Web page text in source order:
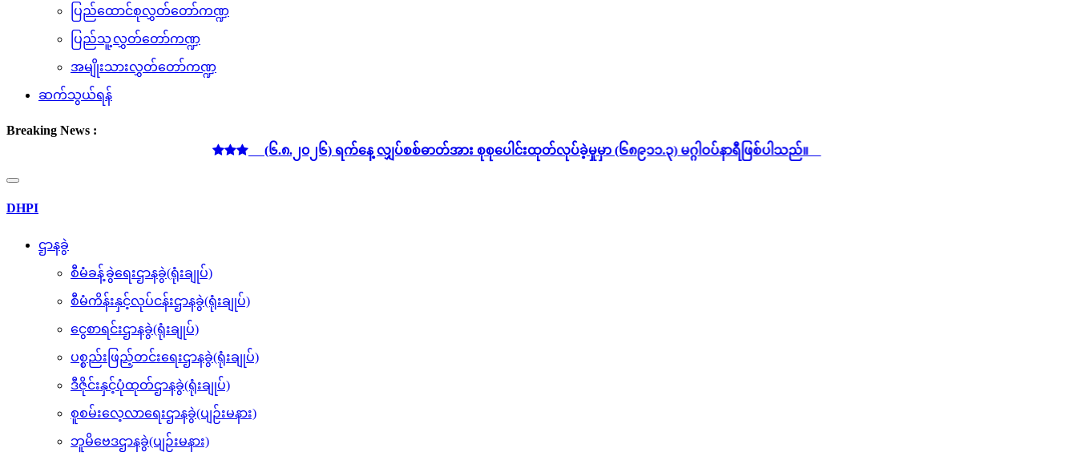
ပြည်ထောင်စုလွှတ်တော်ကဏ္ဍ
ပြည်သူ့လွှတ်တော်ကဏ္ဍ
အမျိုးသားလွှတ်တော်ကဏ္ဍ
ဆက်သွယ်ရန်
Breaking News :
(၆.၈.၂၀၂၆) ရက်နေ့ လျှပ်စစ်ဓာတ်အား စုစုပေါင်းထုတ်လုပ်ခဲ့မှုမှာ (၆၈၉၁၁.၃) မဂ္ဂါဝပ်နာရီဖြစ်ပါသည်။
Toggle
DHPI
ဌာနခွဲ
စီမံခန့်ခွဲရေးဌာနခွဲ(ရုံးချုပ်)
စီမံကိန်းနှင့်လုပ်ငန်းဌာနခွဲ(ရုံးချုပ်)
ငွေစာရင်းဌာနခွဲ(ရုံးချုပ်)
ပစ္စည်းဖြည့်တင်းရေးဌာနခွဲ(ရုံးချုပ်)
ဒီဇိုင်းနှင့်ပုံထုတ်ဌာနခွဲ(ရုံးချုပ်)
စူစမ်းလေ့လာရေးဌာနခွဲ(ပျဉ်းမနား)
ဘူမိဗေဒဌာနခွဲ(ပျဉ်းမနား)